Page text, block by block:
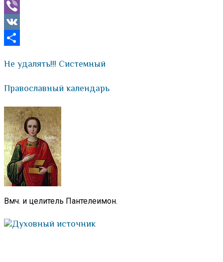
Mail.Ru
Viber
VK
Не удалять!!! Системный
Православный календарь
Вмч. и целитель Пантелеимон.
Духовный источник